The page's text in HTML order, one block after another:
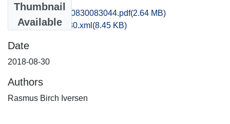
Thumbnail
Available
fhm1stve_20180830083044.pdf(2.64 MB)
recordxml_item_30.xml (8.45 KB)
Date
2018-08-30
Authors
Rasmus Birch Iversen